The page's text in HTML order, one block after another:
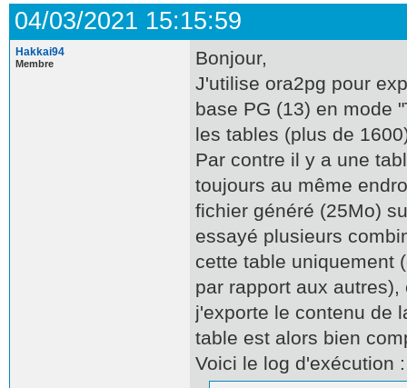
04/03/2021 15:15:59
Hakkai94
Membre
Bonjour,
J'utilise ora2pg pour
base PG (13) en mode
les tables (plus de
Par contre il y a une
toujours au même
fichier généré (25Mo)
essayé plusieurs
cette table uniquement
par rapport aux
j'exporte le contenu de
table est alors bien
Voici le log d'exécution :